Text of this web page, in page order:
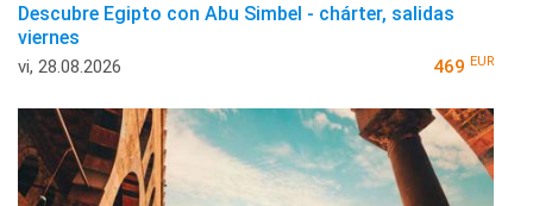
Descubre Egipto con Abu Simbel - chárter, salidas
viernes
vi, 28.08.2026 469 EUR